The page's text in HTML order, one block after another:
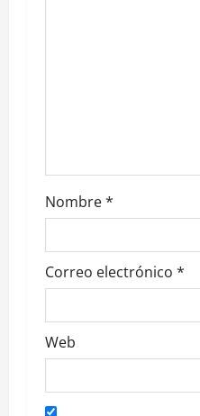
a
s
Nombre*
Correo electrónico *
Web